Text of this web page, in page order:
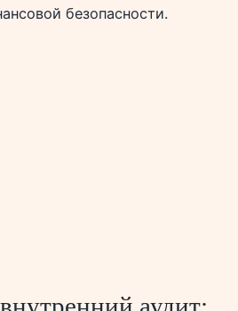
безопасности.